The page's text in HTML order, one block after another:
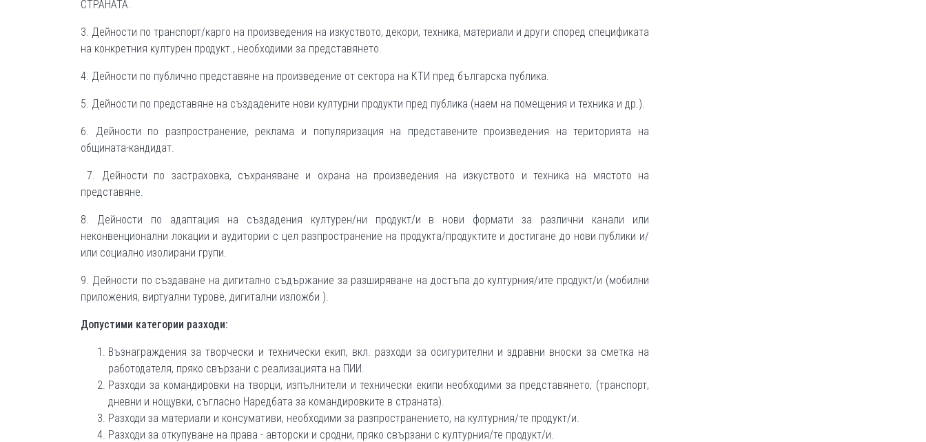
СТРАНАТА.
3. Дейности по транспорт/карго на произведения на изкуството, декори, техника, материали и други според спецификата
на конкретния културен продукт., необходими за представянето.
4. Дейности по публично представяне на произведение от сектора на КТИ пред българска публика.
5. Дейности по представяне на създадените нови културни продукти пред публика (наем на помещения и техника и др.).
6. Дейности по разпространение, реклама и популяризация на представените произведения на територията на
общината-кандидат.
7. Дейности по застраховка, съхраняване и охрана на произведения на изкуството и техника на мястото на
представяне.
8. Дейности по адаптация на създадения културен/ни продукт/и в нови формати за различни канали или
неконвенционални локации и аудитории с цел разпространение на продукта/продуктите и достигане до нови публики и/
или социално изолирани групи.
9. Дейности по създаване на дигитално съдържание за разширяване на достъпа до културния/ите продукт/и (мобилни
приложения, виртуални турове, дигитални изложби ).
Допустими категории разходи:
Възнаграждения за творчески и технически екип, вкл. разходи за осигурителни и здравни вноски за сметка на
работодателя, пряко свързани с реализацията на ПИИ.
Разходи за командировки на творци, изпълнители и технически екипи необходими за представянето; (транспорт,
дневни и нощувки, съгласно Наредбата за командировките в страната).
Разходи за материали и консумативи, необходими за разпространението, на културния/те продукт/и.
Разходи за откупуване на права - авторски и сродни, пряко свързани с културния/те продукт/и.